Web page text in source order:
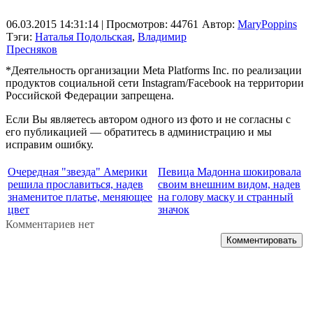
06.03.2015 14:31:14 | Просмотров: 44761
Тэги: Наталья Подольская, Владимир
Пресняков
Автор: MaryPoppins
*Деятельность организации Meta Platforms Inc. по реализации
продуктов социальной сети Instagram/Facebook на территории
Российской Федерации запрещена.
Если Вы являетесь автором одного из фото и не согласны с
его публикацией — обратитесь в администрацию и мы
исправим ошибку.
Очередная "звезда" Америки
решила прославиться, надев
знаменитое платье, меняющее
цвет
Певица Мадонна шокировала
своим внешним видом, надев
на голову маску и странный
значок
Комментариев нет
Комментировать